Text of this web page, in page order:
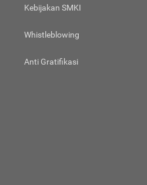
Kebijakan SMKI
Whistleblowing
Anti Gratifikasi